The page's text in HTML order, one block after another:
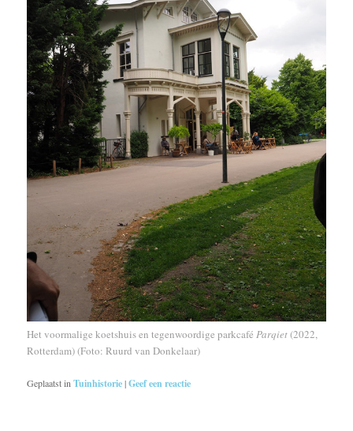
Het voormalige koetshuis en tegenwoordige parkcaféParqiet(2022,
Rotterdam) (Foto: Ruurd van Donkelaar)
Geplaatst in Tuinhistorie|Geef een reactie